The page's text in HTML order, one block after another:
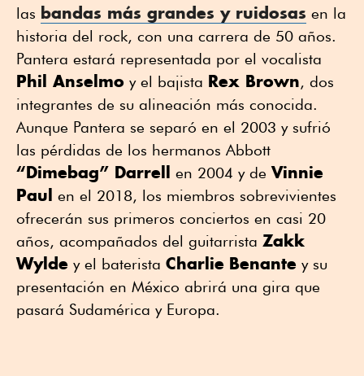
las bandas más grandes y ruidosas en la
historia del rock, con una carrera de 50 años.
Pantera estará representada por el vocalista
Phil Anselmo y el bajista Rex Brown, dos
integrantes de su alineación más conocida.
Aunque Pantera se separó en el 2003 y sufrió
las pérdidas de los hermanos Abbott
“Dimebag” Darrell en 2004 y deVinnie
Paul en el 2018, los miembros sobrevivientes
ofrecerán sus primeros conciertos en casi 20
años, acompañados del guitarrista Zakk
Wylde y el baterista Charlie Benante y su
presentación en México abrirá una gira que
pasará Sudamérica y Europa.